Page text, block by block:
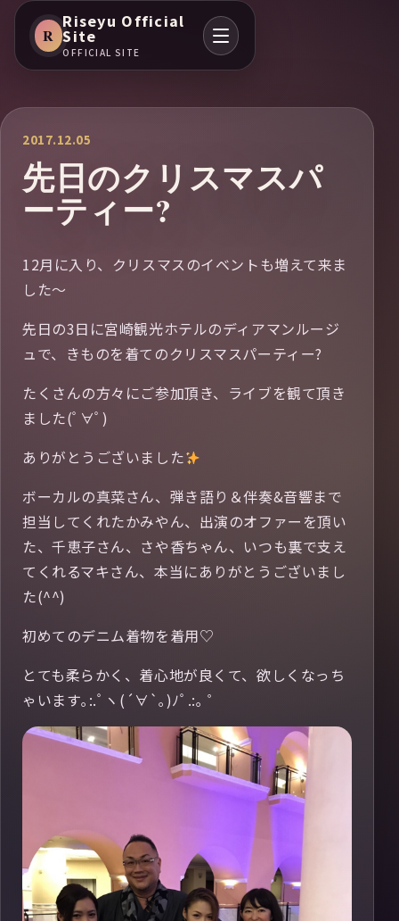
R
Riseyu Official
Site
OFFICIAL SITE
2017.12.05
先日のクリスマスパ
ーティー?
12月に入り、クリスマスのイベントも増えて来ま
した〜
先日の3日に宮崎観光ホテルのディアマンルージ
ュで、きものを着てのクリスマスパーティー?
たくさんの方々にご参加頂き、ライブを観て頂き
ました(ﾟ∀ﾟ)
ありがとうございました
ボーカルの真菜さん、弾き語り＆伴奏&音響まで
担当してくれたかみやん、出演のオファーを頂い
た、千恵子さん、さや香ちゃん、いつも裏で支え
てくれるマキさん、本当にありがとうございまし
た(^^)
初めてのデニム着物を着用♡
とても柔らかく、着心地が良くて、欲しくなっち
ゃいます｡:.ﾟヽ(´∀`｡)ﾉﾟ.:｡ ゜